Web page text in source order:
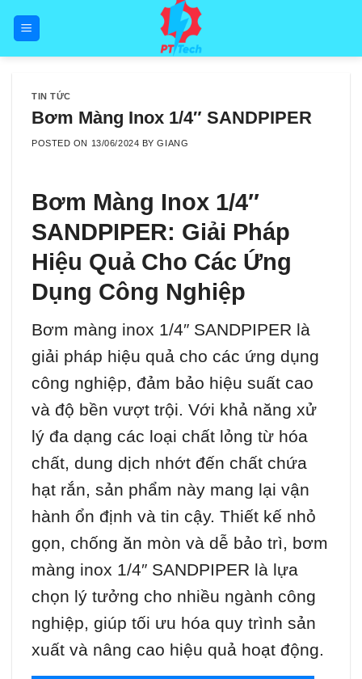
TIN TỨC
Bơm Màng Inox 1/4″ SANDPIPER
POSTED ON 13/06/2024 BYGIANG
Bơm Màng Inox 1/4″
SANDPIPER: Giải Pháp
Hiệu Quả Cho Các Ứng
Dụng Công Nghiệp
Bơm màng inox 1/4″ SANDPIPER là
giải pháp hiệu quả cho các ứng dụng
công nghiệp, đảm bảo hiệu suất cao
và độ bền vượt trội. Với khả năng xử
lý đa dạng các loại chất lỏng từ hóa
chất, dung dịch nhớt đến chất chứa
hạt rắn, sản phẩm này mang lại vận
hành ổn định và tin cậy. Thiết kế nhỏ
gọn, chống ăn mòn và dễ bảo trì, bơm
màng inox 1/4″ SANDPIPER là lựa
chọn lý tưởng cho nhiều ngành công
nghiệp, giúp tối ưu hóa quy trình sản
xuất và nâng cao hiệu quả hoạt động.